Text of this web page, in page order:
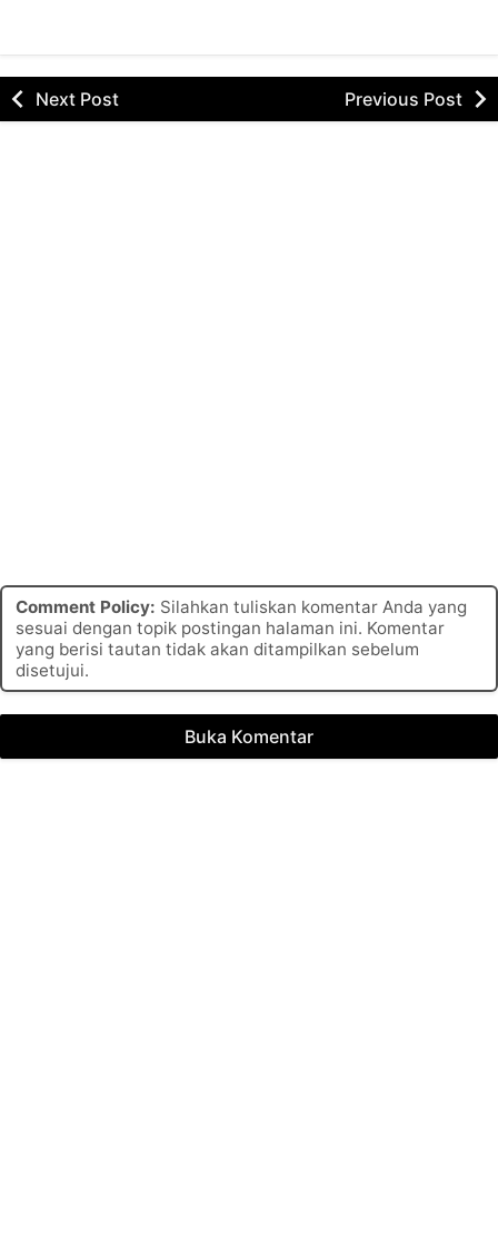
Next Post Previous Post
Comment Policy: Silahkan tuliskan komentar Anda yang
sesuai dengan topik postingan halaman ini. Komentar
yang berisi tautan tidak akan ditampilkan sebelum
disetujui.
Buka Komentar